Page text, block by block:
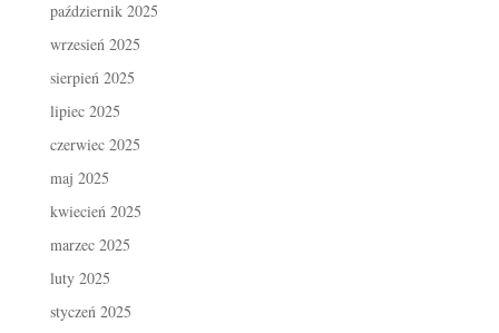
październik 2025
wrzesień 2025
sierpień 2025
lipiec 2025
czerwiec 2025
maj 2025
kwiecień 2025
marzec 2025
luty 2025
styczeń 2025